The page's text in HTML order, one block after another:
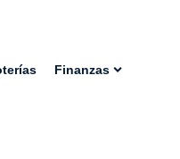
Finanzas